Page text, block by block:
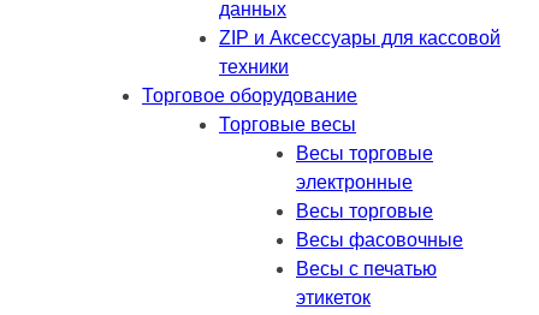
данных
ZIP и Аксессуары для кассовой
техники
Торговое оборудование
Торговые весы
Весы торговые
электронные
Весы торговые
Весы фасовочные
Весы с печатью
этикеток